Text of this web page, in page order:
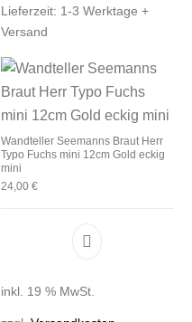
Lieferzeit: 1-3 Werktage +
Versand
Wandteller Seemanns Braut Herr
Typo Fuchs mini 12cm Gold eckig
mini
24,00 €
inkl. 19 % MwSt.